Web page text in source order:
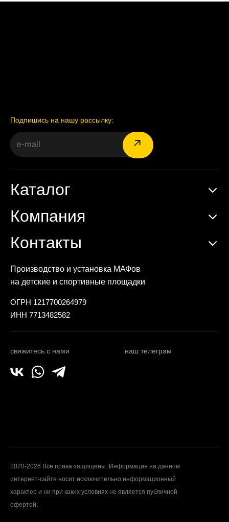
Подпишись на нашу рассылку:
Производство и установка МАФов
на детские и спортивные площадки
ОГРН 1217700264979
ИНН 7713482582
свяжитесь с нами наш телеграм
Каталог
Компания
Контакты
2020-2026 Все права защищены. Информация на данном
интернет-сайте носит исключительно информационный
характер и ни при каких условиях не является публичной
офертой.